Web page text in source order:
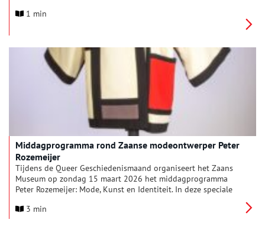
Museumvereniging. Bezoekers ontvangen ook een speciale
literatuur hand in hand gaat met de verhalen die besloten
liggen in museumcollecties.
1 min
Middagprogramma rond Zaanse modeontwerper Peter
Rozemeijer
Tijdens de Queer Geschiedenismaand organiseert het Zaans
Museum op zondag 15 maart 2026 het middagprogramma
Peter Rozemeijer: Mode, Kunst en Identiteit. In deze speciale
de Zaanse couturier Peter Rozemeijer (1947-1987) centraal.
3 min